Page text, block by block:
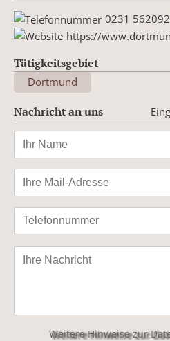
0231
https://
Tätigkeitsgebiet
Dortmund
Nachricht an uns
Bitte
lasse
leer.Weitere Hinweise zur